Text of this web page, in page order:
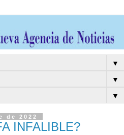
▼
▼
▼
de 2022
INFALIBLE?